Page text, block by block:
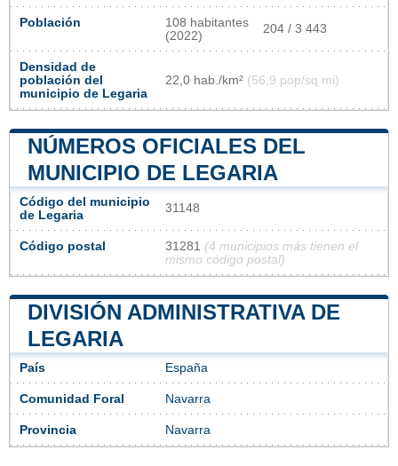
Población
108 habitantes
(2022)
204 / 3 443
Densidad de
población del
municipio de Legaria
22,0 hab./km² (56,9 pop/sq mi)
NÚMEROS OFICIALES DEL
MUNICIPIO DE LEGARIA
Código del municipio
de Legaria
31148
Código postal 31281 (4 municipios más tienen el
mismo código postal)
DIVISIÓN ADMINISTRATIVA DE
LEGARIA
País España
Comunidad Foral Navarra
Provincia Navarra